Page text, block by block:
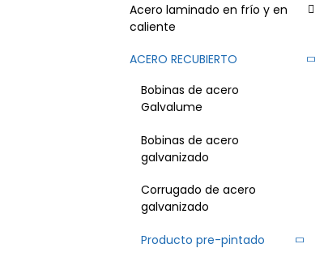
Acero laminado en frío y en
caliente
ACERO RECUBIERTO
Bobinas de acero
Galvalume
Bobinas de acero
galvanizado
Corrugado de acero
galvanizado
Producto pre-pintado